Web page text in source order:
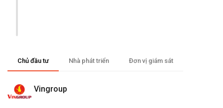
Chủ đầu tư Nhà phát triển Đơn vị giám sát
Vingroup